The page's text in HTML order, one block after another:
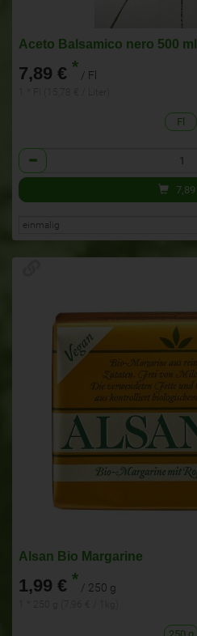
Aceto Balsamico nero 500 ml
7,89 € * / Fl
Fl
Anzahl
7,89
Alsan Bio Margarine
1,99 € * / 250 g